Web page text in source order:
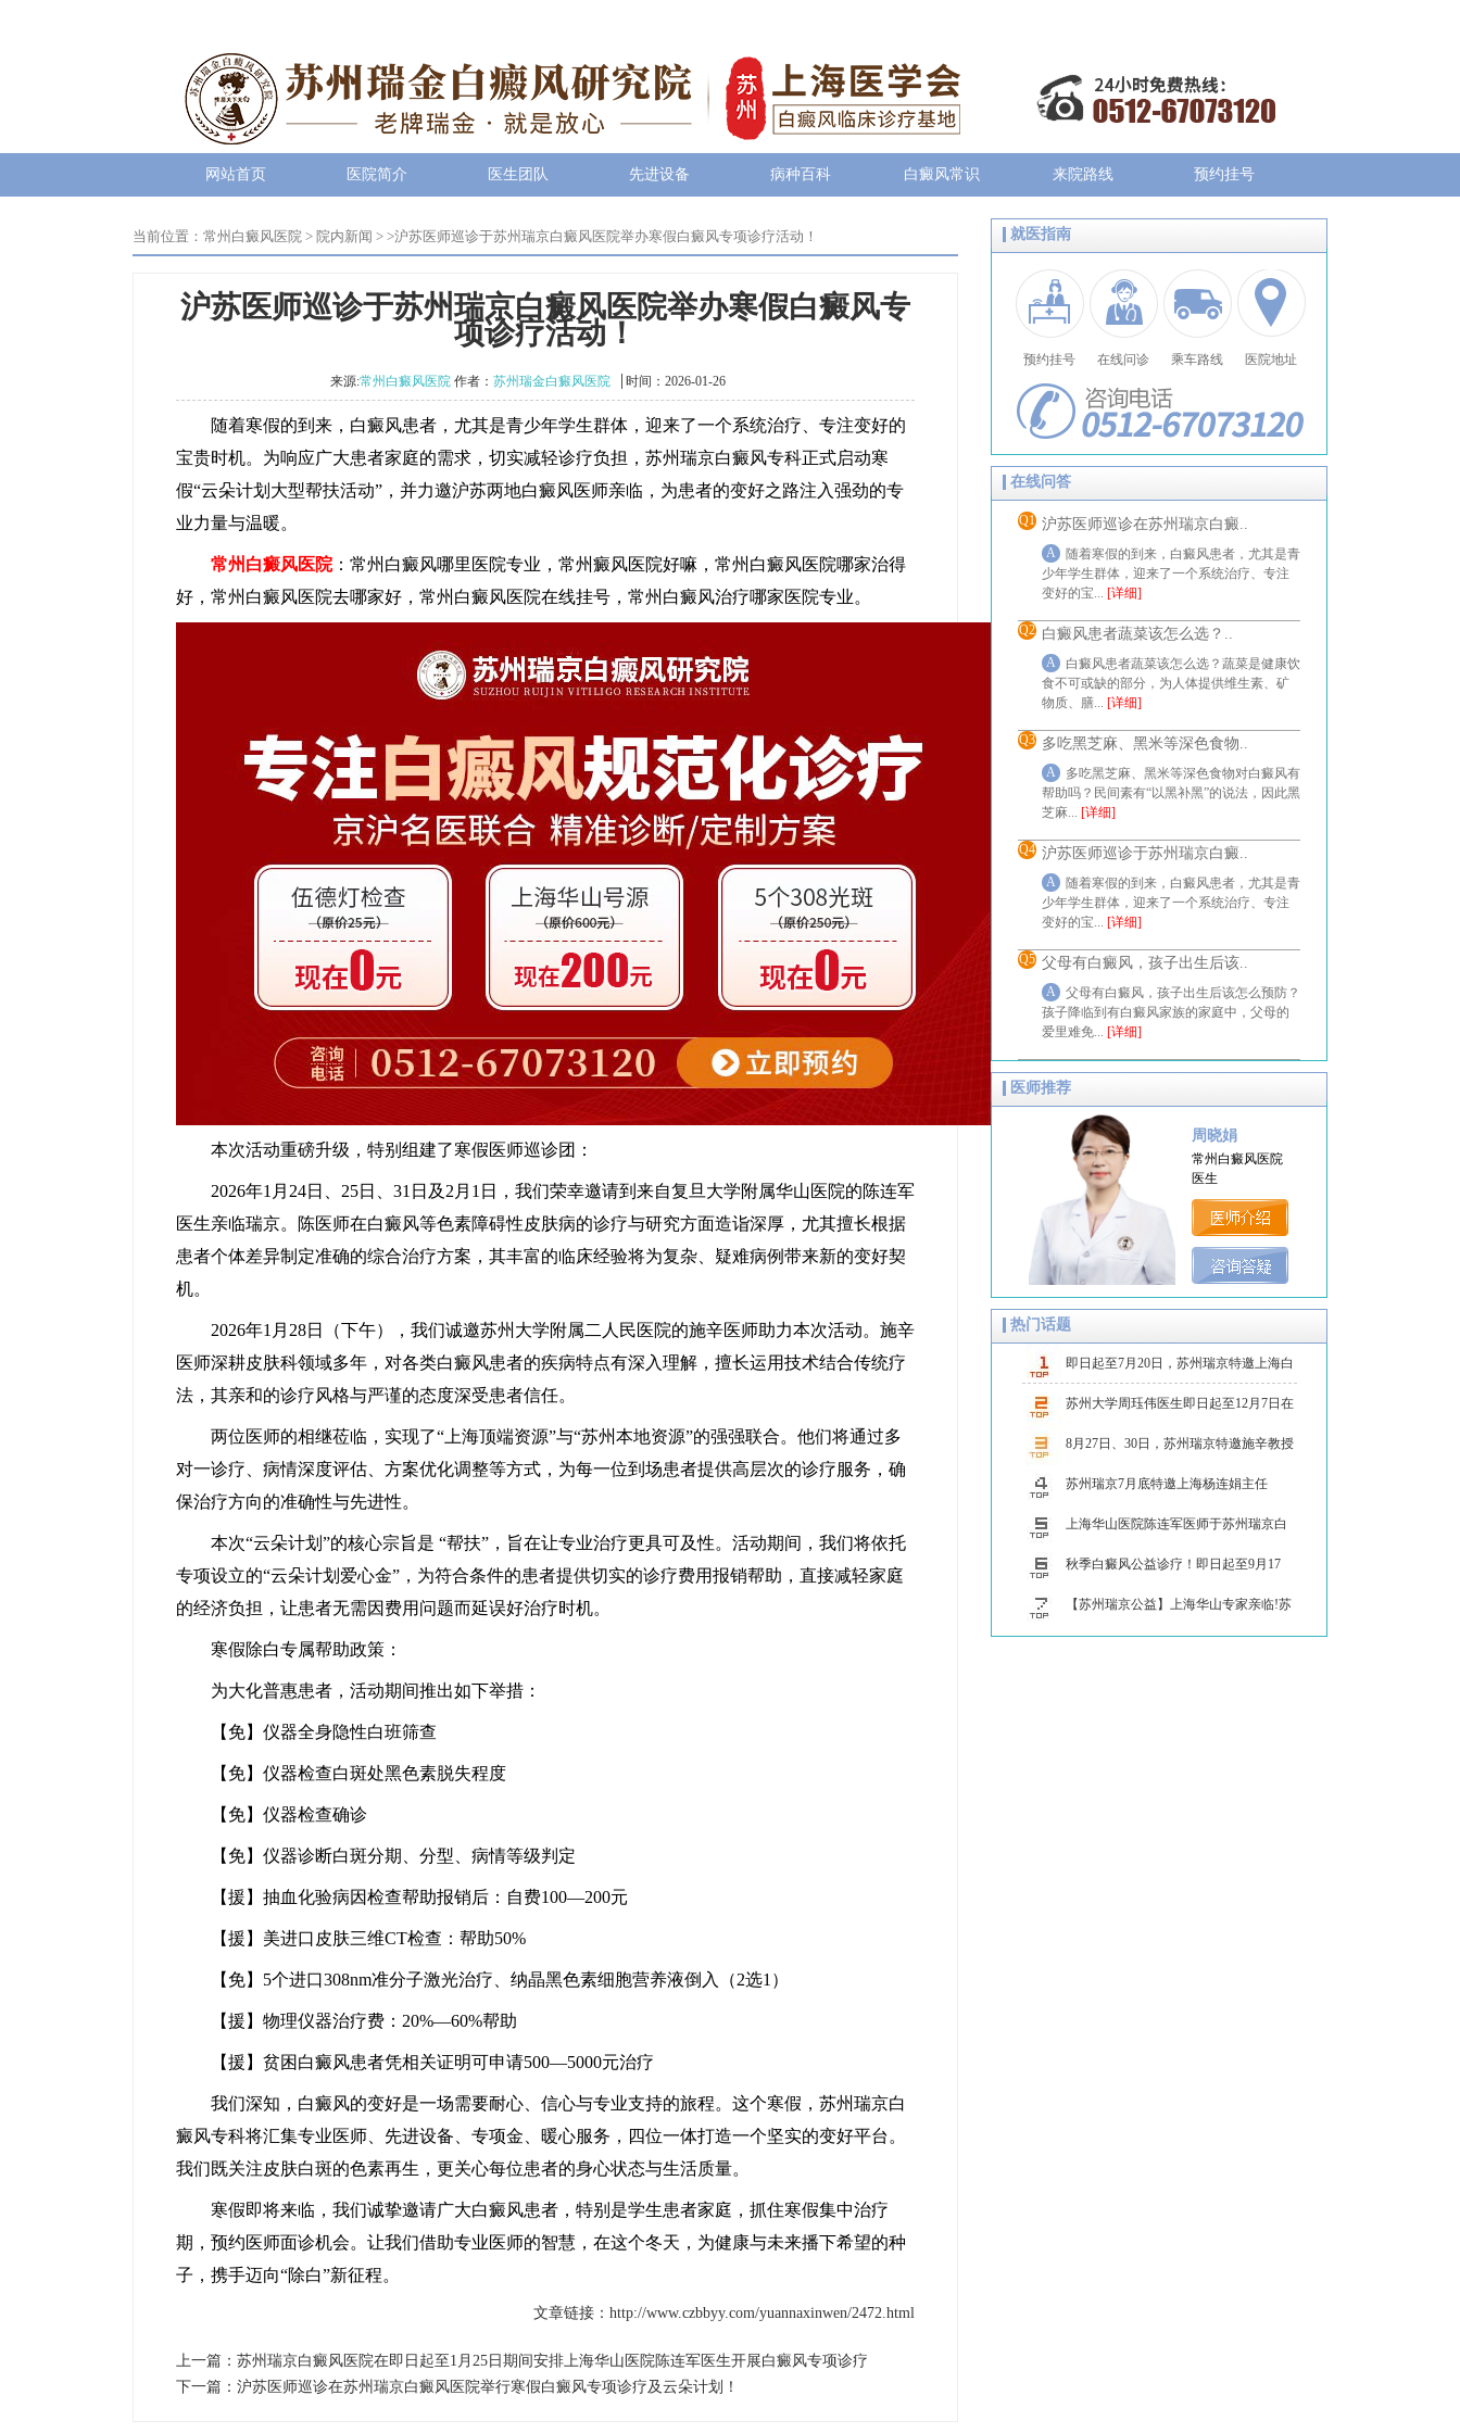
网站首页 医院简介 医生团队 先进设备 病种百科 白癜风常识 来院路线 预约挂号
当前位置： 常州白癜风医院 > 院内新闻 > >沪苏医师巡诊于苏州瑞京白癜风医院举办寒假白癜风专项诊疗活动！
沪苏医师巡诊于苏州瑞京白癜风医院举办寒假白癜风专
项诊疗活动！
来源:常州白癜风医院 作者： 苏州瑞金白癜风医院 时间：2026-01-26
随着寒假的到来，白癜风患者，尤其是青少年学生群体，迎来了一个系统治疗、专注变好的
宝贵时机。为响应广大患者家庭的需求，切实减轻诊疗负担，苏州瑞京白癜风专科正式启动寒
假“云朵计划大型帮扶活动”，并力邀沪苏两地白癜风医师亲临，为患者的变好之路注入强劲的专
业力量与温暖。
常州白癜风医院：常州白癜风哪里医院专业，常州癜风医院好嘛，常州白癜风医院哪家治得
好，常州白癜风医院去哪家好，常州白癜风医院在线挂号，常州白癜风治疗哪家医院专业。
本次活动重磅升级，特别组建了寒假医师巡诊团：
2026年1月24日、25日、31日及2月1日，我们荣幸邀请到来自复旦大学附属华山医院的陈连军
医生亲临瑞京。陈医师在白癜风等色素障碍性皮肤病的诊疗与研究方面造诣深厚，尤其擅长根据
患者个体差异制定准确的综合治疗方案，其丰富的临床经验将为复杂、疑难病例带来新的变好契
机。
2026年1月28日（下午），我们诚邀苏州大学附属二人民医院的施辛医师助力本次活动。施辛
医师深耕皮肤科领域多年，对各类白癜风患者的疾病特点有深入理解，擅长运用技术结合传统疗
法，其亲和的诊疗风格与严谨的态度深受患者信任。
两位医师的相继莅临，实现了“上海顶端资源”与“苏州本地资源”的强强联合。他们将通过多
对一诊疗、病情深度评估、方案优化调整等方式，为每一位到场患者提供高层次的诊疗服务，确
保治疗方向的准确性与先进性。
本次“云朵计划”的核心宗旨是 “帮扶”，旨在让专业治疗更具可及性。活动期间，我们将依托
专项设立的“云朵计划爱心金”，为符合条件的患者提供切实的诊疗费用报销帮助，直接减轻家庭
的经济负担，让患者无需因费用问题而延误好治疗时机。
寒假除白专属帮助政策：
为大化普惠患者，活动期间推出如下举措：
【免】仪器全身隐性白班筛查
【免】仪器检查白斑处黑色素脱失程度
【免】仪器检查确诊
【免】仪器诊断白斑分期、分型、病情等级判定
【援】抽血化验病因检查帮助报销后：自费100—200元
【援】美进口皮肤三维CT检查：帮助50%
【免】5个进口308nm准分子激光治疗、纳晶黑色素细胞营养液倒入（2选1）
【援】物理仪器治疗费：20%—60%帮助
【援】贫困白癜风患者凭相关证明可申请500—5000元治疗
我们深知，白癜风的变好是一场需要耐心、信心与专业支持的旅程。这个寒假，苏州瑞京白
癜风专科将汇集专业医师、先进设备、专项金、暖心服务，四位一体打造一个坚实的变好平台。
我们既关注皮肤白斑的色素再生，更关心每位患者的身心状态与生活质量。
寒假即将来临，我们诚挚邀请广大白癜风患者，特别是学生患者家庭，抓住寒假集中治疗
期，预约医师面诊机会。让我们借助专业医师的智慧，在这个冬天，为健康与未来播下希望的种
子，携手迈向“除白”新征程。
文章链接：http://www.czbbyy.com/yuannaxinwen/2472.html
上一篇： 苏州瑞京白癜风医院在即日起至1月25日期间安排上海华山医院陈连军医生开展白癜风专项诊疗
下一篇： 沪苏医师巡诊在苏州瑞京白癜风医院举行寒假白癜风专项诊疗及云朵计划！
就医指南
预约挂号 在线问诊 乘车路线 医院地址
在线问答
Q1 沪苏医师巡诊在苏州瑞京白癜..
A
随着寒假的到来，白癜风患者，尤其是青
少年学生群体，迎来了一个系统治疗、专注
变好的宝... [详细]
Q2 白癜风患者蔬菜该怎么选？..
A
白癜风患者蔬菜该怎么选？蔬菜是健康饮
食不可或缺的部分，为人体提供维生素、矿
物质、膳... [详细]
Q3 多吃黑芝麻、黑米等深色食物..
A
多吃黑芝麻、黑米等深色食物对白癜风有
帮助吗？民间素有“以黑补黑”的说法，因此黑
芝麻... [详细]
Q4 沪苏医师巡诊于苏州瑞京白癜..
A
随着寒假的到来，白癜风患者，尤其是青
少年学生群体，迎来了一个系统治疗、专注
变好的宝... [详细]
Q5 父母有白癜风，孩子出生后该..
A
父母有白癜风，孩子出生后该怎么预防？
孩子降临到有白癜风家族的家庭中，父母的
爱里难免... [详细]
医师推荐
常州白癜风医院
常州白癜风医院
周晓娟
常州白癜风医院
医生
热门话题
​​即日起至7月20日，苏州瑞京特邀上海白
癜风
苏州大学周珏伟医生即日起至12月7日在
苏州瑞京
8月27日、30日，苏州瑞京特邀施辛教授
+周珏伟主
​​苏州瑞京7月底特邀上海杨连娟主任
（7.26）与
上海华山医院陈连军医师于苏州瑞京白
癜风医院
​​秋季白癜风公益诊疗！即日起至9月17
日，苏
【苏州瑞京公益】上海华山专家亲临!苏